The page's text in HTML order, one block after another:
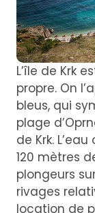
L’île de Krk
propre. On
bleus, qui
plage
de Krk.
120 mètres
plongeurs
rivages
location de